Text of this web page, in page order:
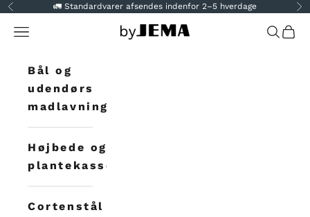
Spring til indhold
Forrige 🚛 Standardvarer afsendes indenfor 2–5 hverdage
byJEMA
Åbn navigationsmenu ÅbnÅbn
Bål og
udendørs
madlavning
Højbede og
plantekasser
Cortenstål